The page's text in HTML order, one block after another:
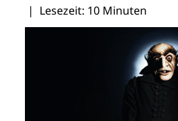
| Lesezeit: 10 Minuten